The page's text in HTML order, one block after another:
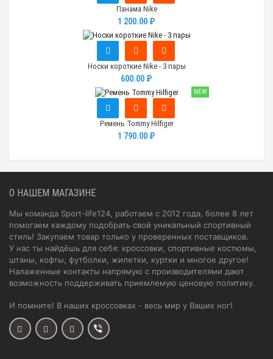
Панама Nike
1 200.00 ₽
Носки короткие Nike - 3 пары
600.00 ₽
NEW
Ремень Tommy Hilfiger
1 790.00 ₽
О НАШЕМ МАГАЗИНЕ
Мы команда Sport-life124, работаем с 2012 года, более 8 лет
помогаем каждому подобрать свой уникальный спортивный
стиль! Закупаем товар только у проверенных поставщиков.
У нас ты найдёшь для себя: кроссовки, спортивные костюмы,
штаны, кофты, футболки, жилетки, куртки и многое другое!
Налаженные контакты напрямую с производителями дают
возможность поддерживать приемлемую ценовую политику.
И помните! В наших кроссовках - весь мир у Ваших ног!